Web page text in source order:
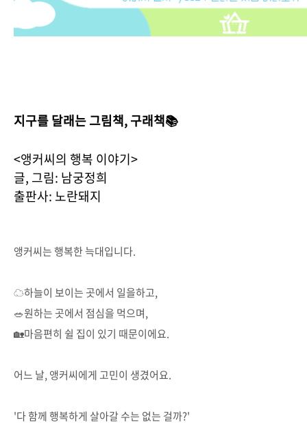
지구를 달래는 그림책, 구래책📚
<앵커씨의 행복 이야기>
글, 그림: 남궁정희
출판사: 노란돼지
앵커씨는 행복한 늑대입니다.
☁하늘이 보이는 곳에서 일을하고,
🥗원하는 곳에서 점심을 먹으며,
🏡마음편히 쉴 집이 있기 때문이에요.
어느 날, 앵커씨에게 고민이 생겼어요.
'다 함께 행복하게 살아갈 수는 없는 걸까?'